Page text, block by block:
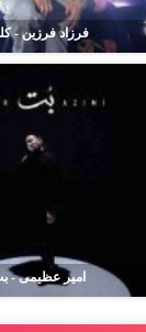
فرزاد فرزین -
امیر عظیمی -